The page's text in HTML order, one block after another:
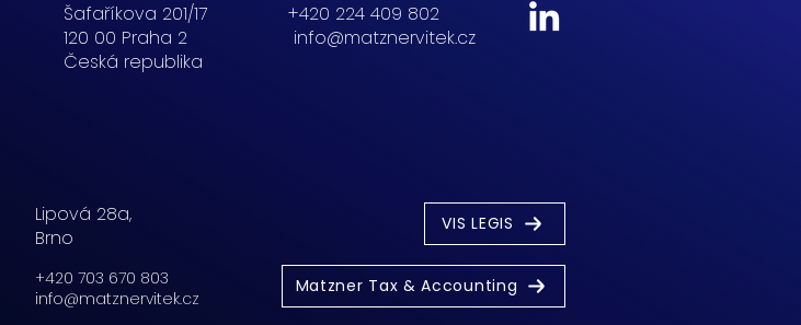
Šafaříkova 201/17
120 00 Praha 2
Česká republika
+420 224 409 802
info@matznervitek.cz
Lipová 28a,
Brno
+420 703 670 803
info@matznervitek.cz
VIS LEGIS
Matzner Tax & Accounting